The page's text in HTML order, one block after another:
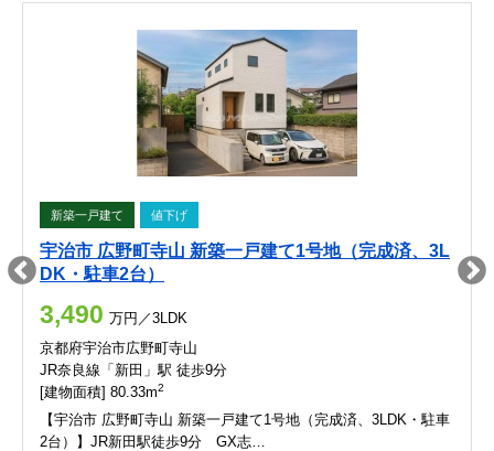
新築一戸建て 値下げ
宇治市 広野町寺山 新築一戸建て1号地（完成済、3L
DK・駐車2台）
3,490 万円／3LDK
京都府宇治市広野町寺山
JR奈良線「新田」駅 徒歩9分
[建物面積] 80.33m2
【宇治市 広野町寺山 新築一戸建て1号地（完成済、3LDK・駐車
2台）】JR新田駅徒歩9分 GX志…